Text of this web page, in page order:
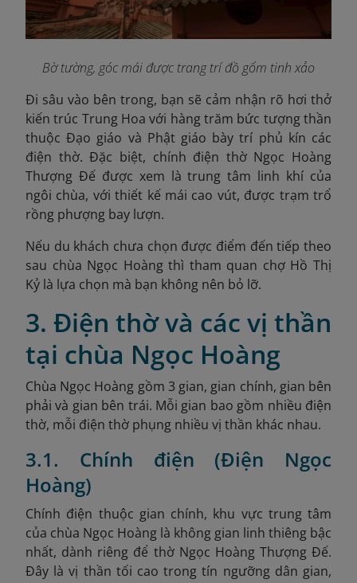
Bờ tường, góc mái được trang trí đồ gốm tinh xảo
Đi sâu vào bên trong, bạn sẽ cảm nhận rõ hơi thở
kiến trúc Trung Hoa với hàng trăm bức tượng thần
thuộc Đạo giáo và Phật giáo bày trí phủ kín các
điện thờ. Đặc biệt, chính điện thờ Ngọc Hoàng
Thượng Đế được xem là trung tâm linh khí của
ngôi chùa, với thiết kế mái cao vút, được trạm trổ
rồng phượng bay lượn.
Nếu du khách chưa chọn được điểm đến tiếp theo
sau chùa Ngọc Hoàng thì tham quan chợ Hồ Thị
Kỷ là lựa chọn mà bạn không nên bỏ lỡ.
3. Điện thờ và các vị thần
tại chùa Ngọc Hoàng
Chùa Ngọc Hoàng gồm 3 gian, gian chính, gian bên
phải và gian bên trái. Mỗi gian bao gồm nhiều điện
thờ, mỗi điện thờ phụng nhiều vị thần khác nhau.
3.1. Chính điện (Điện Ngọc
Hoàng)
Chính điện thuộc gian chính, khu vực trung tâm
của chùa Ngọc Hoàng là không gian linh thiêng bậc
nhất, dành riêng để thờ Ngọc Hoàng Thượng Đế.
Đây là vị thần tối cao trong tín ngưỡng dân gian,